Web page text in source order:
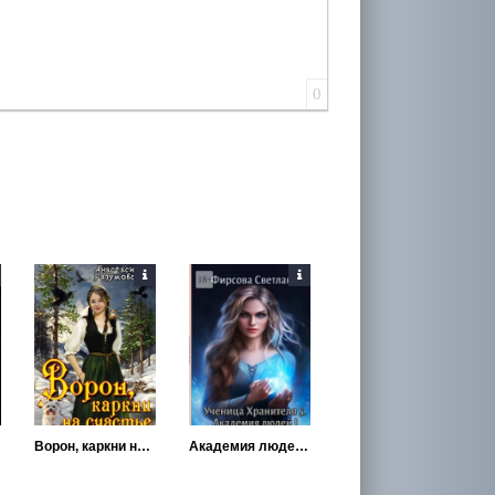
0
Ворон, каркни на счастье Академия людей 1